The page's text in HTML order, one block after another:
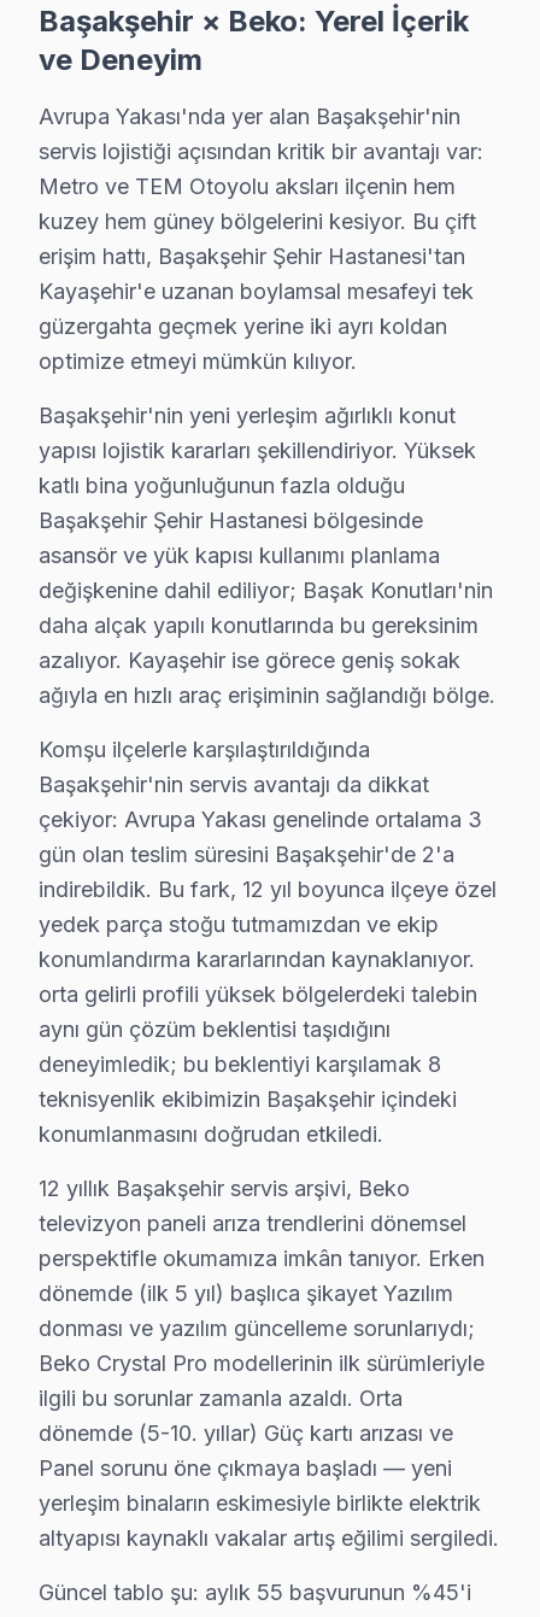
Doğru montaj, Beko akıllı TV'nizin performansını
Beko görüntüleme sistemi'nizin uzun yıllar sorunsuz
Bakım kapsamımız:
• Başakşehir'de panel ve LED backlight kontrolü
• Soğutma fanı temizliği ve termal macun yenileme
• Başakşehir'de anakart kapasitör ve kondansatör
• HDMI port ve bağlantı noktası temizliği —
• Başakşehir'de yazılım ve firmware güncelleme
Başakşehir'da düzenli bakım yaptıran
Başakşehir'da Beko TV Yerinde Onarım –
Başakşehir'da Beko televizyonunuz arızalandığında
Yerinde tamir sürecimiz — Başakşehir:
• Başakşehir'de aynı gün servis randevusu
• Başakşehir'de taşıma masrafı ve riski yok
• Başakşehir'de arıza anında teşhis ve müdahale
• Başakşehir servisimizde orijinal yedek parça ile
• Başakşehir'de 2 yıl işçilik garantisi
Beko televizyon ürünleriniz için Başakşehir'de
Beko Servisi: Başakşehir Yerel Bilgi
Başakşehir ilçesi, İstanbul Avrupa Yakası'nın
Neden Başakşehir'de Beko teknik desteği
Başakşehir Beko TV Ekran Anakart Profesyonel Servis ve
Başakşehir'da Beko akıllı TV'niz bozulduğunda
• Başakşehir'de 25+ sertifikalı teknisyen Beko LED
• Başakşehir'de sadece orijinal parça kullanıyoruz.
Sık karşılaştığımız şey şu:, Başakşehir Şehir
Başakşehir × Beko: Yerel İçerik ve Deneyim
Avrupa Yakası'nda yer alan Başakşehir'nin servis
Başakşehir'nin yeni yerleşim ağırlıklı konut yapısı
Komşu ilçelerle karşılaştırıldığında Başakşehir'nin
12 yıllık Başakşehir servis arşivi, Beko televizyon
Güncel tablo şu: aylık 55 başvurunun %45'i Güç
Memnuniyet verisi yıllar içinde bir iyileşme hikayesi
Başakşehir müşterilerine sunduğumuz Beko servis
Başakşehir × Beko: Yerel İçerik
ve Deneyim
Avrupa Yakası'nda yer alan Başakşehir'nin
servis lojistiği açısından kritik bir avantajı var:
Metro ve TEM Otoyolu aksları ilçenin hem
kuzey hem güney bölgelerini kesiyor. Bu çift
erişim hattı, Başakşehir Şehir Hastanesi'tan
Kayaşehir'e uzanan boylamsal mesafeyi tek
güzergahta geçmek yerine iki ayrı koldan
optimize etmeyi mümkün kılıyor.
Başakşehir'nin yeni yerleşim ağırlıklı konut
yapısı lojistik kararları şekillendiriyor. Yüksek
katlı bina yoğunluğunun fazla olduğu
Başakşehir Şehir Hastanesi bölgesinde
asansör ve yük kapısı kullanımı planlama
değişkenine dahil ediliyor; Başak Konutları'nin
daha alçak yapılı konutlarında bu gereksinim
azalıyor. Kayaşehir ise görece geniş sokak
ağıyla en hızlı araç erişiminin sağlandığı bölge.
Komşu ilçelerle karşılaştırıldığında
Başakşehir'nin servis avantajı da dikkat
çekiyor: Avrupa Yakası genelinde ortalama 3
gün olan teslim süresini Başakşehir'de 2'a
indirebildik. Bu fark, 12 yıl boyunca ilçeye özel
yedek parça stoğu tutmamızdan ve ekip
konumlandırma kararlarından kaynaklanıyor.
orta gelirli profili yüksek bölgelerdeki talebin
aynı gün çözüm beklentisi taşıdığını
deneyimledik; bu beklentiyi karşılamak 8
teknisyenlik ekibimizin Başakşehir içindeki
konumlanmasını doğrudan etkiledi.
12 yıllık Başakşehir servis arşivi, Beko
televizyon paneli arıza trendlerini dönemsel
perspektifle okumamıza imkân tanıyor. Erken
dönemde (ilk 5 yıl) başlıca şikayet Yazılım
donması ve yazılım güncelleme sorunlarıydı;
Beko Crystal Pro modellerinin ilk sürümleriyle
ilgili bu sorunlar zamanla azaldı. Orta
dönemde (5-10. yıllar) Güç kartı arızası ve
Panel sorunu öne çıkmaya başladı — yeni
yerleşim binaların eskimesiyle birlikte elektrik
altyapısı kaynaklı vakalar artış eğilimi sergiledi.
Güncel tablo şu: aylık 55 başvurunun %45'i